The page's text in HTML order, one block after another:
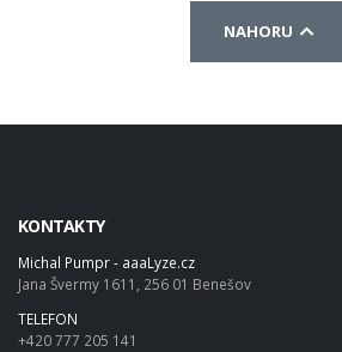
NAHORU
KONTAKTY
Michal Pumpr - aaaLyze.cz
Jana Švermy 1611, 256 01 Benešov
TELEFON
+420 777 205 141